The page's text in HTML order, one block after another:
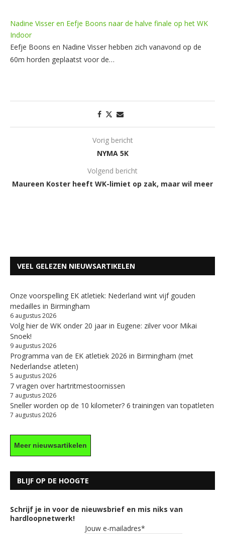
Nadine Visser en Eefje Boons naar de halve finale op het WK
Indoor
Eefje Boons en Nadine Visser hebben zich vanavond op de
60m horden geplaatst voor de…
Vorig bericht
NYMA 5K
Volgend bericht
Maureen Koster heeft WK-limiet op zak, maar wil meer
VEEL GELEZEN NIEUWSARTIKELEN
Onze voorspelling EK atletiek: Nederland wint vijf gouden
medailles in Birmingham
6 augustus 2026
Volg hier de WK onder 20 jaar in Eugene: zilver voor Mikai
Snoek!
9 augustus 2026
Programma van de EK atletiek 2026 in Birmingham (met
Nederlandse atleten)
5 augustus 2026
7 vragen over hartritmestoornissen
7 augustus 2026
Sneller worden op de 10 kilometer? 6 trainingen van topatleten
7 augustus 2026
Meer nieuwsartikelen
BLIJF OP DE HOOGTE
Schrijf je in voor de nieuwsbrief en mis niks van
hardloopnetwerk!
Jouw e-mailadres*